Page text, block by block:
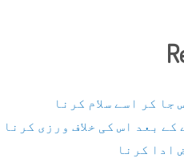
جا کر اسے سلام کرنا
بعد اس کی خلاف ورزی کرنا
ادا کرنا